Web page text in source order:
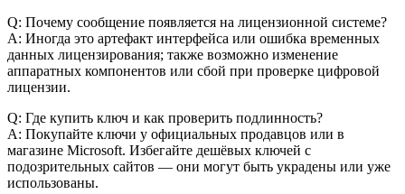
Q: Почему сообщение появляется на лицензионной системе?
A: Иногда это артефакт интерфейса или ошибка временных
данных лицензирования; также возможно изменение
аппаратных компонентов или сбой при проверке цифровой
лицензии.
Q: Где купить ключ и как проверить подлинность?
A: Покупайте ключи у официальных продавцов или в
магазине Microsoft. Избегайте дешёвых ключей с
подозрительных сайтов — они могут быть украдены или уже
использованы.